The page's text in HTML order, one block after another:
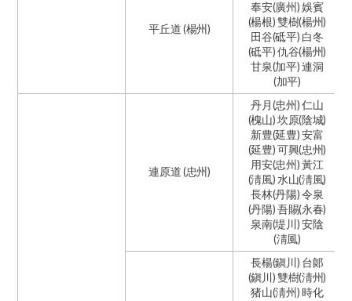
平丘道 (楊州)
奉安(廣州) 娛賓
(楊根) 雙樹(楊州)
田谷(砥平) 白冬
(砥平) 仇谷(楊州)
甘泉(加平) 連洞
(加平)
連原道 (忠州)
丹月(忠州) 仁山
(槐山) 坎原(陰城)
新豊(延豊) 安富
(延豊) 可興(忠州)
用安(忠州) 黃江
(淸風) 水山(淸風)
長林(丹陽) 令泉
(丹陽) 吾賜(永春)
泉南(堤川) 安陰
(淸風)
長楊(鎭川) 台郞
(鎭川) 雙樹(淸州)
猪山(淸州) 時化